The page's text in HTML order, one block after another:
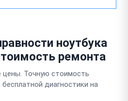
ноутбука
ремонта
цены. Точную стоимость
диагностики на